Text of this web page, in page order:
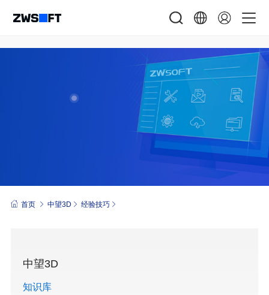
首页 中望3D 经验技巧
中望3D
知识库